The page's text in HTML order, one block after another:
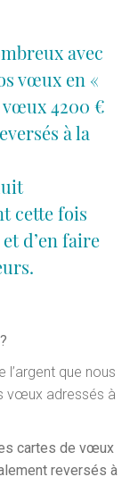
avec
vœux en «
vœux 4200 €
à la
cette fois
d’en faire
l’argent que nous
vœux adressés à
cartes de vœux
reversés à